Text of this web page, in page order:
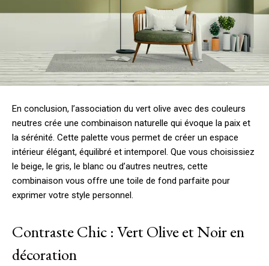
En conclusion, l’association du vert olive avec des couleurs
neutres crée une combinaison naturelle qui évoque la paix et
la sérénité. Cette palette vous permet de créer un espace
intérieur élégant, équilibré et intemporel. Que vous choisissiez
le beige, le gris, le blanc ou d’autres neutres, cette
combinaison vous offre une toile de fond parfaite pour
exprimer votre style personnel.
Contraste Chic : Vert Olive et Noir en
décoration